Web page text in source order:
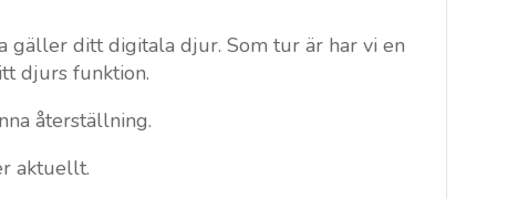
ditt digitala djur. Som tur är har vi en
djurs funktion.
återställning.
aktuellt.